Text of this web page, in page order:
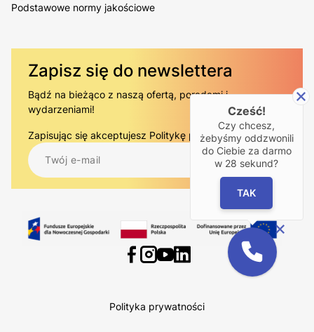
Podstawowe normy jakościowe
Zapisz się do newslettera
Bądź na bieżąco z naszą ofertą, poradami i
wydarzeniami!
Zapisując się akceptujesz Politykę prywatności..
Polityka prywatności
Cześć!
Czy chcesz,
żebyśmy oddzwonili
do Ciebie za darmo
w 28 sekund?
TAK